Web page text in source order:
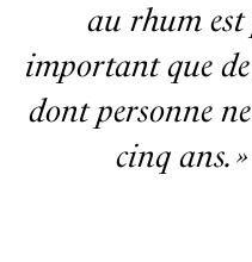
au rhum
important que
dont personne
cinq ans.